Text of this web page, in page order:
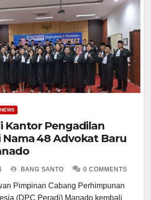
NEWS
Kantor Pengadilan
Nama 48 Advokat Baru
BANG SANTO 0 COMMENTS
Pimpinan Cabang Perhimpunan
(DPC Peradi) Manado kembali